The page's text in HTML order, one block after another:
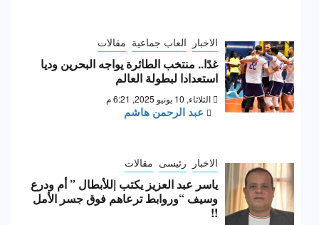
الاخبار العاب جماعية مقالات
غدًا.. منتخب الطائرة يواجه البحرين وديا
استعدادا لبطولة العالم
الثلاثاء, 10 يونيو 2025, 6:21 م
عبد الرحمن هاشم
الاخبار رئيسى مقالات
ياسر عبد العزيز يكتب |للأبطال ” أم ودرع
وسيف “وروابط ترعاهم فوق جسر الأمل
!!